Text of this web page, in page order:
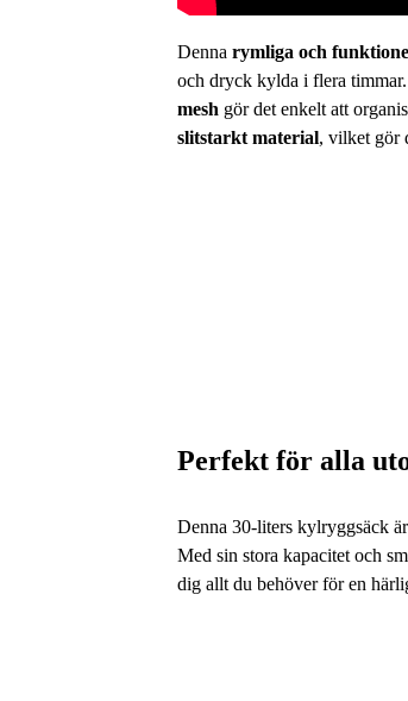
Denna rymliga och
och dryck kylda i flera
mesh gör det enkelt att
slitstarkt material, vilket gör
Perfekt för alla
Denna 30-liters kylryggsäck
Med sin stora kapacitet och
dig allt du behöver för en